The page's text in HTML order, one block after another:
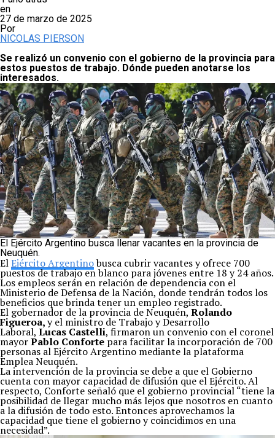
en
27 de marzo de 2025
Por
NICOLAS PIERSON
Se realizó un convenio con el gobierno de la provincia para
estos puestos de trabajo. Dónde pueden anotarse los
interesados.
El Ejército Argentino busca llenar vacantes en la provincia de
Neuquén.
ElEjército Argentinobusca cubrir vacantes y ofrece 700
puestos de trabajo en blanco para jóvenes entre 18 y 24 años.
Los empleos serán en relación de dependencia con el
Ministerio de Defensa de la Nación, donde tendrán todos los
beneficios que brinda tener un empleo registrado.
El gobernador de la provincia de Neuquén, Rolando
Figueroa,y el ministro de Trabajo y Desarrollo
Laboral, Lucas Castelli, firmaron un convenio con el coronel
mayorPablo Confortepara facilitar la incorporación de 700
personas al Ejército Argentino mediante la plataforma
Emplea Neuquén.
La intervención de la provincia se debe a que el Gobierno
cuenta con mayor capacidad de difusión que el Ejército. Al
respecto, Conforte señaló que el gobierno provincial “tiene la
posibilidad de llegar mucho más lejos que nosotros en cuanto
a la difusión de todo esto. Entonces aprovechamos la
capacidad que tiene el gobierno y coincidimos en una
necesidad”.